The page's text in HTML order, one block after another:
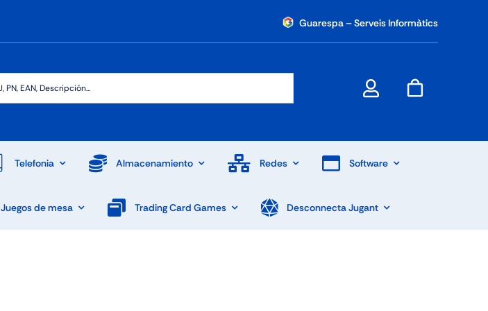
Guarespa – Serveis Informàtics
Telefonia Almacenamiento Redes Software
Juegos de mesa Trading Card Games Desconnecta Jugant